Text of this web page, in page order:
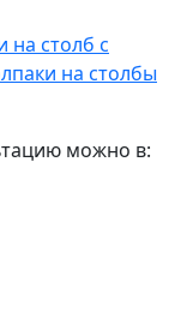
на столб с
на столбы
можно в: